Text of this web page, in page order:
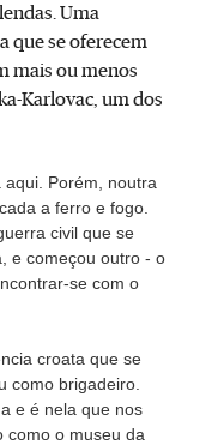
Uma
que se oferecem
mais ou menos
Karlovac, um dos
Porém, noutra
a ferro e fogo.
civil que se
e começou outro - o
se com o
croata que se
como brigadeiro.
e é nela que nos
como o museu da